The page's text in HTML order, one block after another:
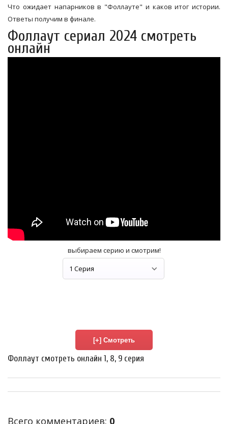
Что ожидает напарников в "Фоллауте" и каков итог истории.
Ответы получим в финале.
Фоллаут сериал 2024 смотреть
онлайн
выбираем серию и смотрим!
Фоллаут смотреть онлайн 1, 8, 9 серия
Всего комментариев: 0